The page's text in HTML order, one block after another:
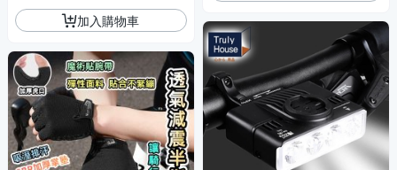
加入購物車